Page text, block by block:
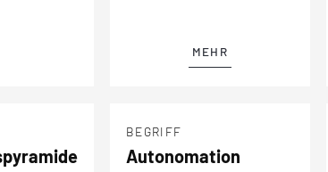
MEHR
BEGRIFF
Autonomation